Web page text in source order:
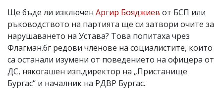
за
вас
коментар,
моля
сигнализирайте
ни!
Ще бъде ли изключен Аргир Бояджиев от БСП или
ръководството на партията ще си затвори очите за
нарушаването на Устава? Това попитаха чрез
Флагман.бг редови членове на социалистите, които
са останали изумени от поведението на офицера от
ДС, някогашен изп.директор на „Пристанище
Бургас“ и началник на РДВР Бургас.